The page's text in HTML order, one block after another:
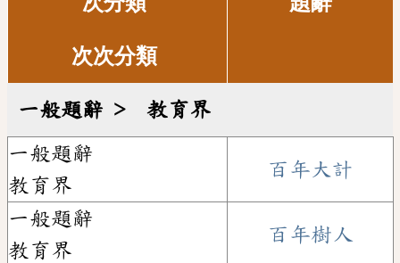
次次分類
一般題辭 ﹥ 教育界
一般題辭
教育界
百年大計
一般題辭
教育界
百年樹人